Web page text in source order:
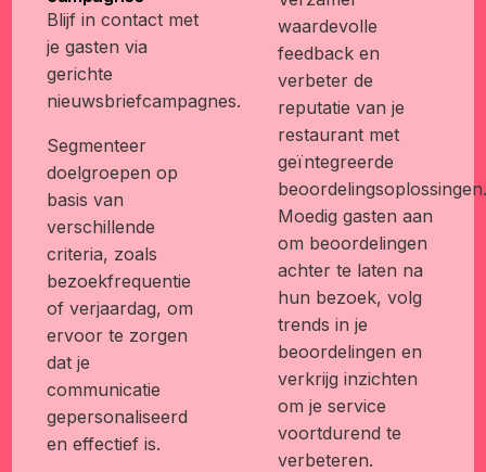
waardevolle
feedback en
verbeter de
reputatie van je
restaurant met
geïntegreerde
beoordelingsoplossingen.
Moedig gasten aan
om beoordelingen
achter te laten na
hun bezoek, volg
trends in je
beoordelingen en
verkrijg inzichten
om je service
voortdurend te
verbeteren.
Blijf in contact met
je gasten via
gerichte
nieuwsbriefcampagnes.
Segmenteer
doelgroepen op
basis van
verschillende
criteria, zoals
bezoekfrequentie
of verjaardag, om
ervoor te zorgen
dat je
communicatie
gepersonaliseerd
en effectief is.